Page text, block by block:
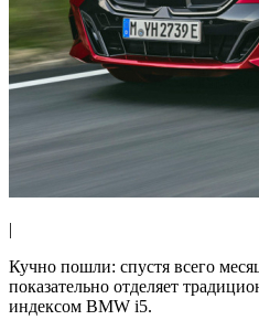
|
Кучно пошли: спустя всего
показательно отделяет
индексом BMW i5.